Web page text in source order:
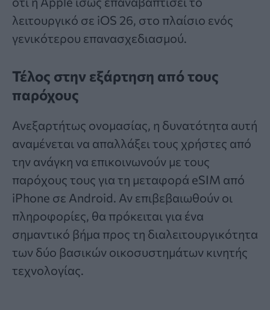
λειτουργικό σε iOS 26, στο πλαίσιο ενός
γενικότερου επανασχεδιασμού.
Τέλος στην εξάρτηση από τους
παρόχους
Ανεξαρτήτως ονομασίας, η δυνατότητα αυτή
αναμένεται να απαλλάξει τους χρήστες από
την ανάγκη να επικοινωνούν με τους
παρόχους τους για τη μεταφορά eSIM από
iPhone σε Android. Αν επιβεβαιωθούν οι
πληροφορίες, θα πρόκειται για ένα
σημαντικό βήμα προς τη διαλειτουργικότητα
των δύο βασικών οικοσυστημάτων κινητής
τεχνολογίας.